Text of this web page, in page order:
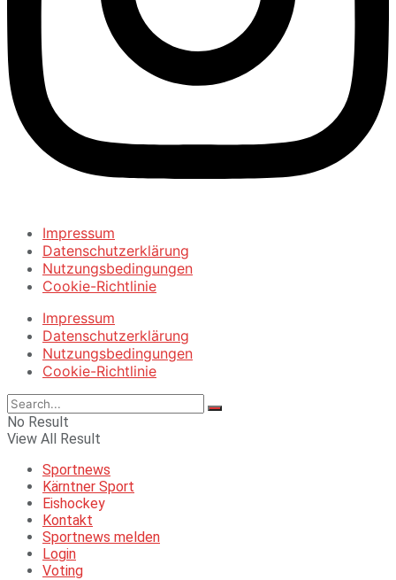
Impressum
Datenschutzerklärung
Nutzungsbedingungen
Cookie-Richtlinie
Impressum
Datenschutzerklärung
Nutzungsbedingungen
Cookie-Richtlinie
No Result
View All Result
Sportnews
Kärntner Sport
Eishockey
Kontakt
Sportnews melden
Login
Voting